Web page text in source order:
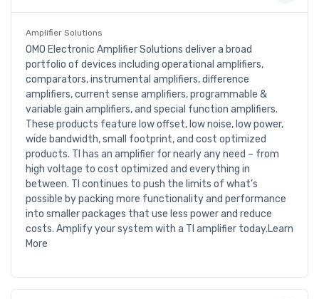
Amplifier Solutions
OMO Electronic Amplifier Solutions deliver a broad
portfolio of devices including operational amplifiers,
comparators, instrumental amplifiers, difference
amplifiers, current sense amplifiers, programmable &
variable gain amplifiers, and special function amplifiers.
These products feature low offset, low noise, low power,
wide bandwidth, small footprint, and cost optimized
products. TI has an amplifier for nearly any need – from
high voltage to cost optimized and everything in
between. TI continues to push the limits of what’s
possible by packing more functionality and performance
into smaller packages that use less power and reduce
costs. Amplify your system with a TI amplifier today.Learn
More